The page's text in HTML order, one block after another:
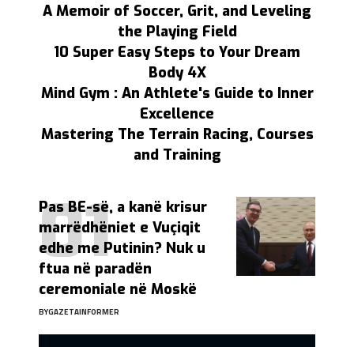
A Memoir of Soccer, Grit, and Leveling
the Playing Field
10 Super Easy Steps to Your Dream
Body 4X
Mind Gym : An Athlete's Guide to Inner
Excellence
Mastering The Terrain Racing, Courses
and Training
Pas BE-së, a kanë krisur
marrëdhëniet e Vuçiqit
edhe me Putinin? Nuk u
ftua në paradën
ceremoniale në Moskë
BYGAZETAINFORMER